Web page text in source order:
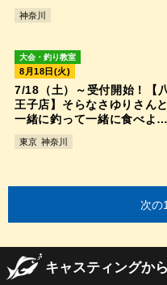
神奈川
大会・釣り教室
8月18日(火)
7/18（土）～受付開始！【
王子店】そらなさゆりさんと
一緒に釣って一緒に食べよ
東京 神奈川
次の
キャスティングか